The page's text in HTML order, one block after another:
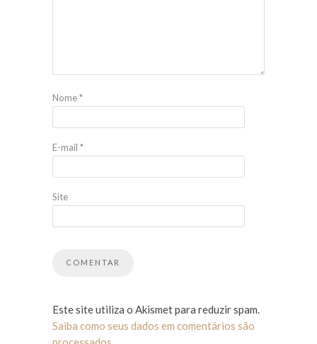
Nome*
E-mail *
Site
Este site utiliza o Akismet para reduzir spam.
Saiba como seus dados em comentários são